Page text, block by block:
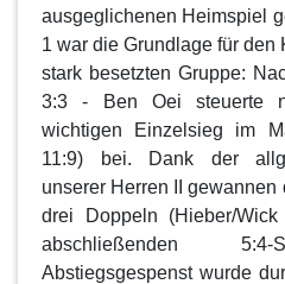
ausgeglichenen Heimspiel
1 war die Grundlage für den
stark besetzten Gruppe:
3:3 - Ben Oei steuerte
wichtigen Einzelsieg im
11:9) bei. Dank der
unserer Herren II
drei Doppeln (Hieber/
abschließenden 5:4-
Abstiegsgespenst wurde